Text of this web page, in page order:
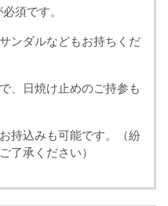
必須です。
ンダルなどもお持ちくだ
、日焼け止めのご持参も
持込みも可能です。（紛
了承ください）